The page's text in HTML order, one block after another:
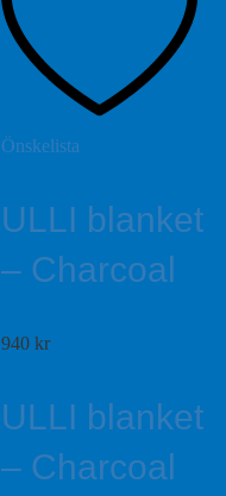
Önskelista
ULLI blanket
– Charcoal
940 kr
ULLI blanket
– Charcoal